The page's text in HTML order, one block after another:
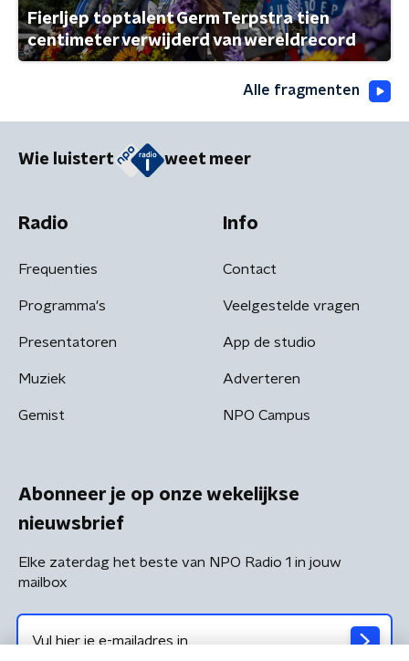
Fierljep toptalent Germ Terpstra tien
centimeter verwijderd van wereldrecord
Alle fragmenten
Wie luistert weet meer
Radio
Frequenties
Programma's
Presentatoren
Muziek
Gemist
Info
Contact
Veelgestelde vragen
App de studio
Adverteren
NPO Campus
Abonneer je op onze wekelijkse
nieuwsbrief
Elke zaterdag het beste van NPO Radio 1 in jouw
mailbox